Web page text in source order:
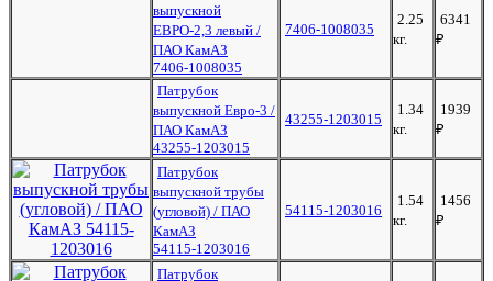
выпускной
ЕВРО-2,3 левый /
ПАО КамАЗ
7406-1008035
7406-1008035
2.25
кг.
6341
₽
Патрубок
выпускной Евро-3 /
ПАО КамАЗ
43255-1203015
43255-1203015
1.34
кг.
1939
₽
Патрубок
выпускной трубы
(угловой) / ПАО
КамАЗ
54115-1203016
54115-1203016
1.54
кг.
1456
₽
Патрубок